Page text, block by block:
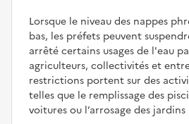
Lorsque le niveau des nappes
bas, les préfets peuvent
arrêté certains usages de l'eau
agriculteurs, collectivités et
restrictions portent sur des
telles que le remplissage des
voitures ou l’arrosage des